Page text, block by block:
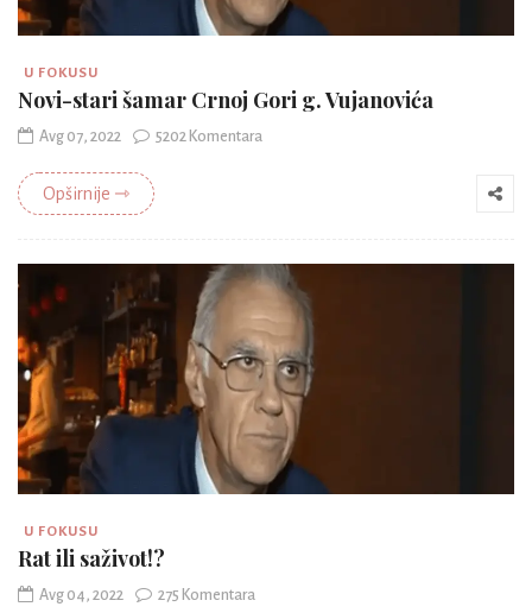
U FOKUSU
Novi-stari šamar Crnoj Gori g. Vujanovića
Avg 07, 2022 5202 Komentara
Opširnije ⇾
U FOKUSU
Rat ili saživot!?
Avg 04, 2022 275 Komentara